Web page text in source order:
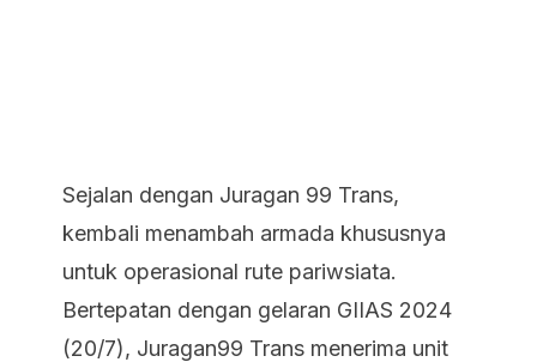
Sejalan dengan Juragan 99 Trans,
kembali menambah armada khususnya
untuk operasional rute pariwsiata.
Bertepatan dengan gelaran GIIAS 2024
(20/7), Juragan99 Trans menerima unit